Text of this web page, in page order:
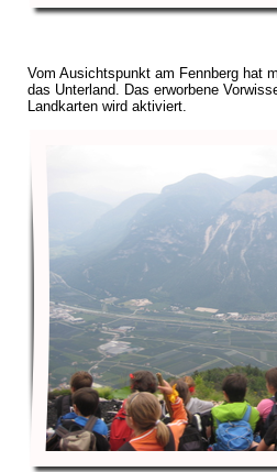
Vom Ausichtspunkt am Fennberg hat
das Unterland. Das erworbene
Landkarten wird aktiviert.